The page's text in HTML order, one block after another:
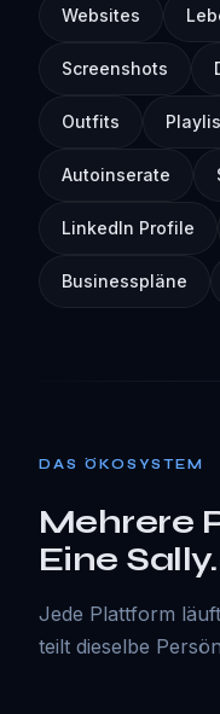
Websites
Screenshots
Outfits
Autoinserate
LinkedIn Profile
Businesspläne
DAS ÖKOSYSTEM
Mehrere
Eine Sally.
Jede Plattform
teilt dieselbe